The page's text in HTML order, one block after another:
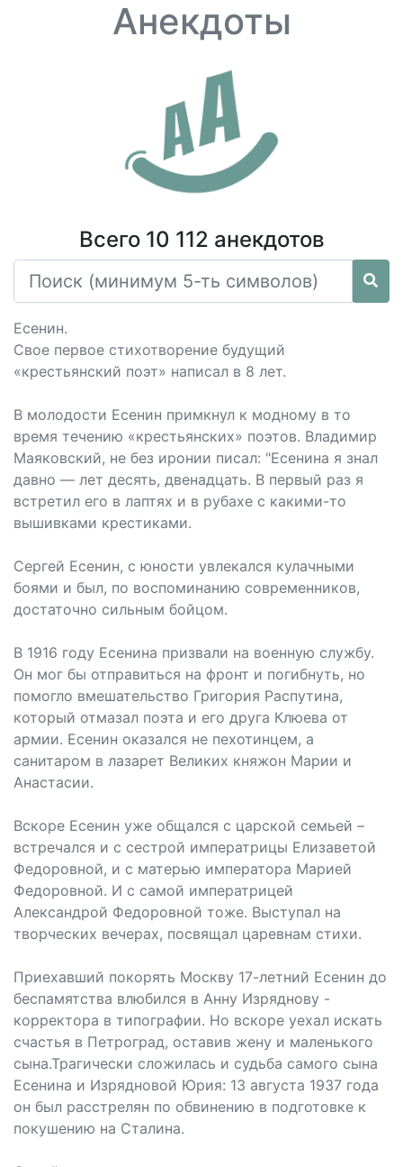
Анекдоты
Всего 10 112 анекдотов
Есенин.
Свое первое стихотворение будущий
«крестьянский поэт» написал в 8 лет.
В молодости Есенин примкнул к модному в то
время течению «крестьянских» поэтов. Владимир
Маяковский, не без иронии писал: "Есенина я знал
давно — лет десять, двенадцать. В первый раз я
встретил его в лаптях и в рубахе с какими-то
вышивками крестиками.
Сергей Есенин, с юности увлекался кулачными
боями и был, по воспоминанию современников,
достаточно сильным бойцом.
В 1916 году Есенина призвали на военную службу.
Он мог бы отправиться на фронт и погибнуть, но
помогло вмешательство Григория Распутина,
который отмазал поэта и его друга Клюева от
армии. Есенин оказался не пехотинцем, а
санитаром в лазарет Великих княжон Марии и
Анастасии.
Вскоре Есенин уже общался с царской семьей –
встречался и с сестрой императрицы Елизаветой
Федоровной, и с матерью императора Марией
Федоровной. И с самой императрицей
Александрой Федоровной тоже. Выступал на
творческих вечерах, посвящал царевнам стихи.
Приехавший покорять Москву 17-летний Есенин до
беспамятства влюбился в Анну Изряднову -
корректора в типографии. Но вскоре уехал искать
счастья в Петроград, оставив жену и маленького
сына.Трагически сложилась и судьба самого сына
Есенина и Изрядновой Юрия: 13 августа 1937 года
он был расстрелян по обвинению в подготовке к
покушению на Сталина.